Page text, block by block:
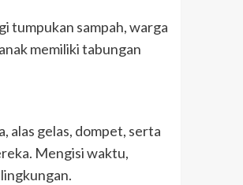
tumpukan sampah, warga
memiliki tabungan
alas gelas, dompet, serta
Mengisi waktu,